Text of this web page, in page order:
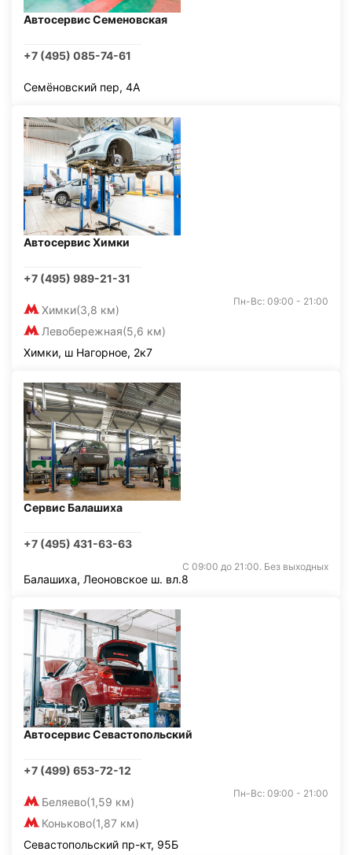
Автосервис Семеновская
+7 (495) 085-74-61
Семёновский пер, 4А
Автосервис Химки
+7 (495) 989-21-31
Химки(3,8 км)
Левобережная(5,6 км)
Пн-Вс: 09:00 - 21:00
Химки, ш Нагорное, 2к7
Сервис Балашиха
+7 (495) 431-63-63
С 09:00 до 21:00. Без выходных
Балашиха, Леоновское ш. вл.8
Автосервис Севастопольский
+7 (499) 653-72-12
Беляево(1,59 км)
Коньково(1,87 км)
Пн-Вс: 09:00 - 21:00
Севастопольский пр-кт, 95Б